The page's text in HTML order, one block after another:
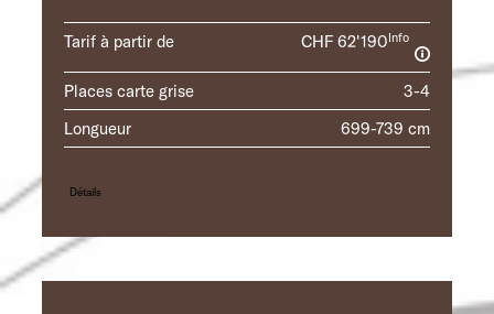
Tarif à partir de CHF 62'190Info
Places carte grise
3-4
Longueur
699-739 cm
Détails